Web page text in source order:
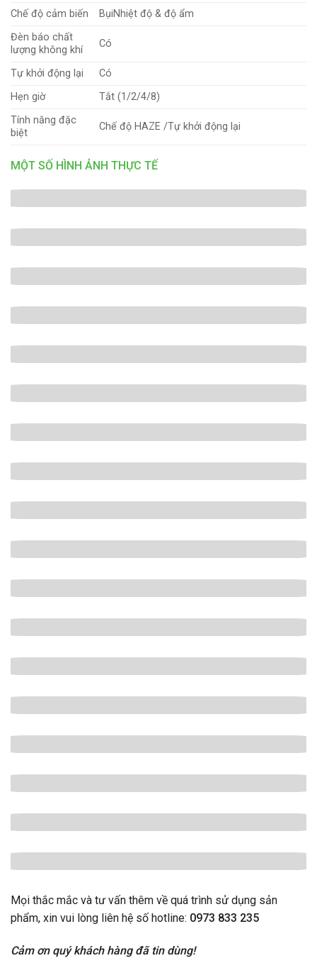
Chế độ cảm biến
BụiNhiệt độ & độ ẩm
Đèn báo chất
lượng không khí
Có
Tự khởi động lại
Có
Hẹn giờ
Tắt (1/2/4/8)
Tính năng đặc
biệt
Chế độ HAZE /Tự khởi động lại
MỘT SỐ HÌNH ẢNH THỰC TẾ
Mọi thắc mắc và tư vấn thêm về quá trình sử dụng sản
phẩm, xin vui lòng liên hệ số hotline: 0973 833 235
Cảm ơn quý khách hàng đã tin dùng!